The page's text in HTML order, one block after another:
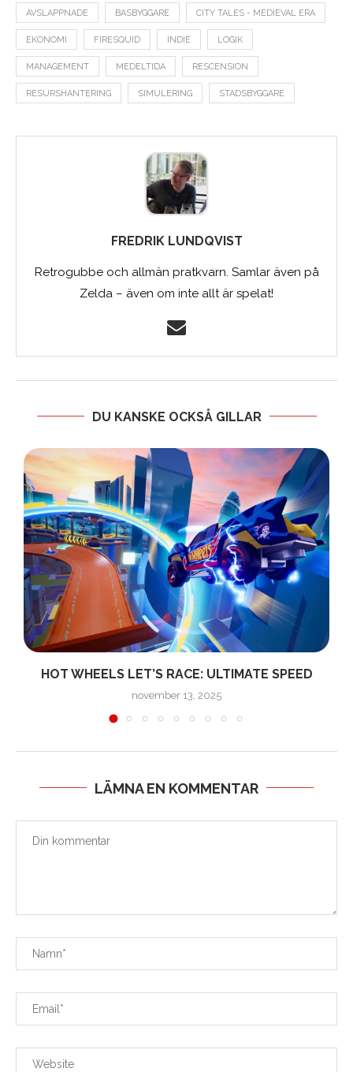
AVSLAPPNADE BASBYGGARE CITY TALES - MEDIEVAL ERA
EKONOMI FIRESQUID INDIE LOGIK
MANAGEMENT MEDELTIDA RESCENSION
RESURSHANTERING SIMULERING STADSBYGGARE
FREDRIK LUNDQVIST
Retrogubbe och allmän pratkvarn. Samlar även på
Zelda – även om inte allt är spelat!
DU KANSKE OCKSÅ GILLAR
HOT WHEELS LET’S RACE: ULTIMATE SPEED
november 13, 2025
LÄMNA EN KOMMENTAR